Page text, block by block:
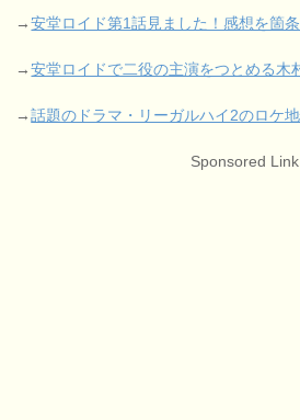
→安堂ロイド第1話見ました！感想を箇条
→安堂ロイドで二役の主演をつとめる木
→話題のドラマ・リーガルハイ2のロケ地
Sponsored Link